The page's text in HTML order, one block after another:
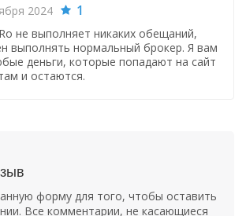
2024 1
не выполняет никаких обещаний,
выполнять нормальный брокер. Я вам
деньги, которые попадают на сайт
и остаются.
форму для того, чтобы оставить
Все комментарии, не касающиеся